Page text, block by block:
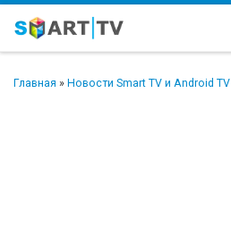
Перейти к содержимому
Главная » Новости Smart TV и Android TV